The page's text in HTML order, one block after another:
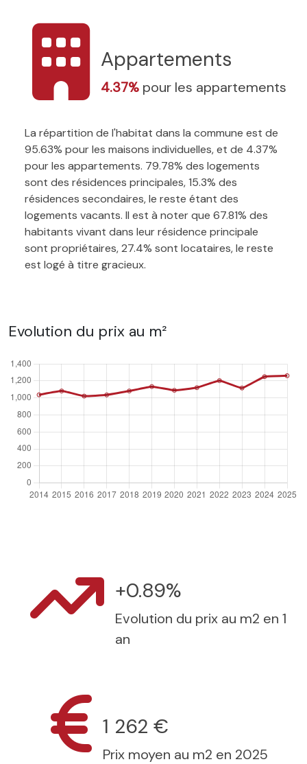
Appartements
4.37% pour les appartements
La répartition de l'habitat dans la commune est de
95.63% pour les maisons individuelles, et de 4.37%
pour les appartements. 79.78% des logements
sont des résidences principales, 15.3% des
résidences secondaires, le reste étant des
logements vacants. Il est à noter que 67.81% des
habitants vivant dans leur résidence principale
sont propriétaires, 27.4% sont locataires, le reste
est logé à titre gracieux.
Evolution du prix au m²
+0.89%
Evolution du prix au m2 en 1
an
1 262 €
Prix moyen au m2 en 2025